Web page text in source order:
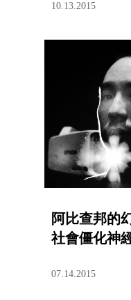
10.13.2015
阿比查邦的
社會僵化神
07.14.2015